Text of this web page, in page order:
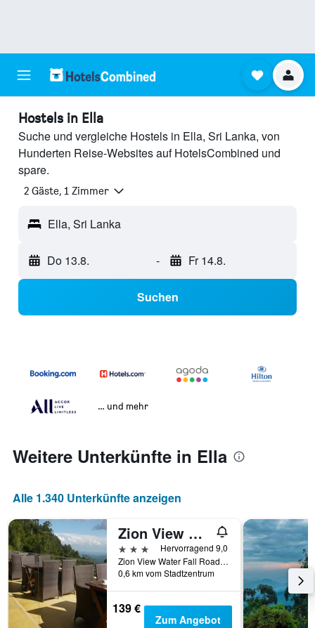
Hostels in Ella
Suche und vergleiche Hostels in Ella, Sri Lanka, von
Hunderten Reise-Websites auf HotelsCombined und
spare.
2 Gäste, 1 Zimmer
Ella, Sri Lanka
Do 13.8. - Fr 14.8.
Suchen
… und mehr
Weitere Unterkünfte in Ella
Alle 1.340 Unterkünfte anzeigen
Zion View Ella Green Retreat
3 Sterne
Hervorragend 9,0
Zion View Water Fall Road. Ella.Sri Lanka, Ella, Sri Lanka
0,6 km vom Stadtzentrum
139 €
Zum Angebot